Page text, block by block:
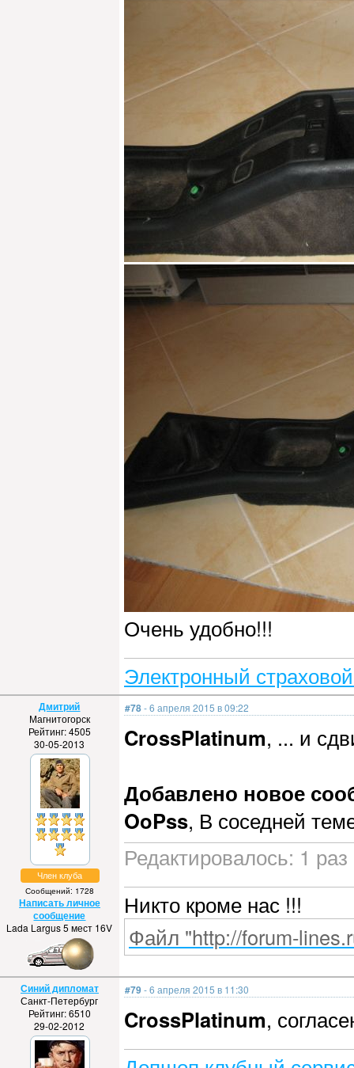
Очень удобно!!!
Электронный
Дмитрий
Магнитогорск
Рейтинг: 4505
30-05-2013
Член клуба
Сообщений: 1728
Написать личное
сообщение
Lada Largus 5 мест 16V
#78- 6 апреля 2015 в 09:22
CrossPlatinum, ... и
Добавлено новое
OoPss, В соседней
Редактировалось: 1
Никто кроме нас !!!
Файл "http://forum-
Синий дипломат
Санкт-Петербург
Рейтинг: 6510
29-02-2012
#79- 6 апреля 2015 в 11:30
CrossPlatinum,